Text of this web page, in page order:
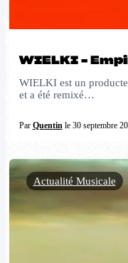
WIELKI –
WIELKI est un
et a été remixé…
Par Quentinle 30 septembre
Actualité Musicale